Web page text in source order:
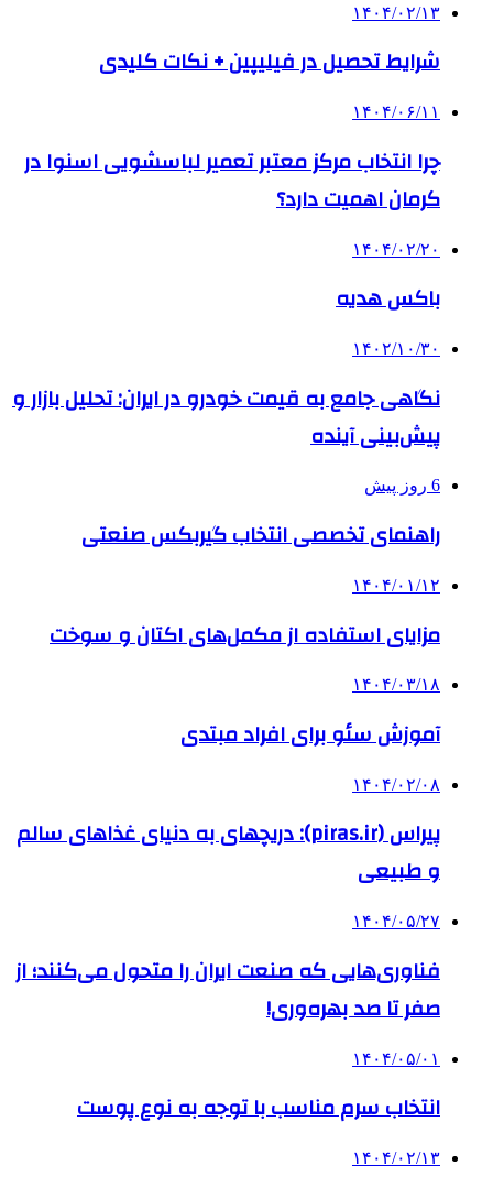
۱۴۰۴/۰۲/۱۳
شرایط تحصیل در فیلیپین + نکات کلیدی
۱۴۰۴/۰۶/۱۱
چرا انتخاب مرکز معتبر تعمیر لباسشویی اسنوا در
کرمان اهمیت دارد؟
۱۴۰۴/۰۲/۲۰
باکس هدیه
۱۴۰۲/۱۰/۳۰
نگاهی جامع به قیمت خودرو در ایران: تحلیل بازار و
پیش‌بینی آینده
6 روز پیش
راهنمای تخصصی انتخاب گیربکس صنعتی
۱۴۰۴/۰۱/۱۲
مزایای استفاده از مکمل‌های اکتان و سوخت
۱۴۰۴/۰۳/۱۸
آموزش سئو برای افراد مبتدی
۱۴۰۴/۰۲/۰۸
پیراس (piras.ir): دریچهای به دنیای غذاهای سالم
و طبیعی
۱۴۰۴/۰۵/۲۷
فناوری‌هایی که صنعت ایران را متحول می‌کنند؛ از
صفر تا صد بهره‌وری!
۱۴۰۴/۰۵/۰۱
انتخاب سرم مناسب با توجه به نوع پوست
۱۴۰۴/۰۲/۱۳